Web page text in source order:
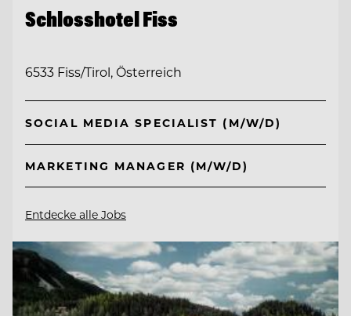
Schlosshotel Fiss
6533 Fiss/Tirol, Österreich
SOCIAL MEDIA SPECIALIST (M/W/D)
MARKETING MANAGER (M/W/D)
Entdecke alle Jobs